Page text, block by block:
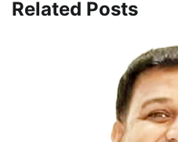
Related Posts